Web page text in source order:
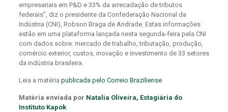
empresariais em P&D e 33% da arrecadação de tributos
federais”, diz o presidente da Confederação Nacional da
Indústria (CNI), Robson Braga de Andrade. Estas informações
estão em uma plataforma lançada nesta segunda-feira pela CNI
com dados sobre: mercado de trabalho, tributação, produção,
comércio exterior, custos, inovação e investimento de 33 setores
da indústria brasileira.
Leia a matéria publicada pelo Correio Braziliense
Matéria enviada por Natalia Oliveira, Estagiária do
Instituto Kapok.